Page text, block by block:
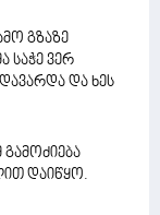
გზაზე
საჭე ვერ
და ხეს
გამოძიება
დაიწყო.